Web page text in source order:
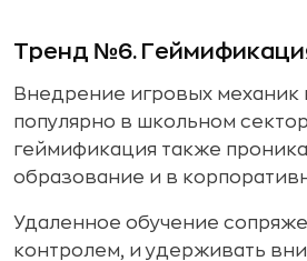
Тренд №6.
Внедрение игровых механик
популярно в школьном
геймификация также
образование и в
Удаленное обучение
контролем, и удерживать